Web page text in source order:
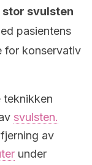
stor svulsten
pasientens
for konservativ
teknikken
svulsten.
av
under